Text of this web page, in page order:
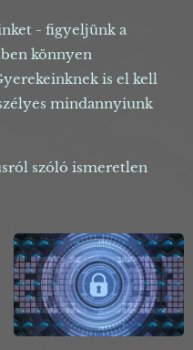
- figyeljünk a
könnyen
is el kell
mindannyiunk
szóló ismeretlen